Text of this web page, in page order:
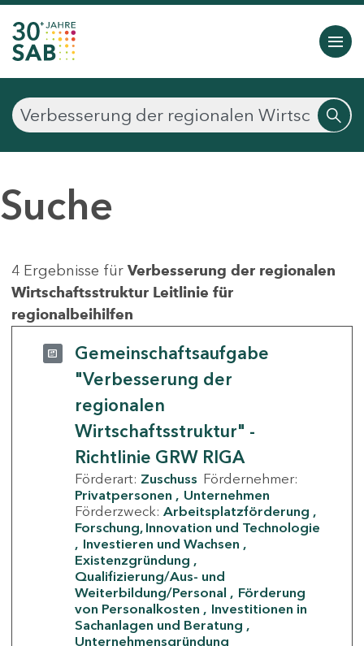
Suche
4 Ergebnisse für Verbesserung der regionalen
Wirtschaftsstruktur Leitlinie für
regionalbeihilfen
Gemeinschaftsaufgabe
"Verbesserung der
regionalen
Wirtschaftsstruktur" -
Richtlinie GRW RIGA
Förderart: Zuschuss Fördernehmer:
Privatpersonen
Unternehmen
Förderzweck: Arbeitsplatzförderung
Forschung, Innovation und Technologie
Investieren und Wachsen
Existenzgründung
Qualifizierung/Aus- und
Weiterbildung/Personal
Förderung
von Personalkosten
Investitionen in
Sachanlagen und Beratung
Unternehmensgründung